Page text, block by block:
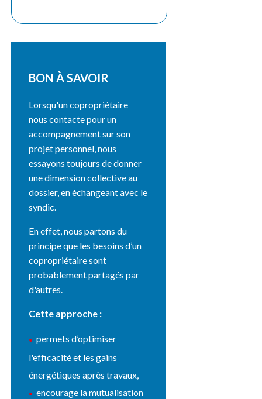
BON À SAVOIR
Lorsqu'un copropriétaire
nous contacte pour un
accompagnement sur son
projet personnel, nous
essayons toujours de donner
une dimension collective au
dossier, en échangeant avec le
syndic.
En effet, nous partons du
principe que les besoins d’un
copropriétaire sont
probablement partagés par
d'autres.
Cette approche :
permets d’optimiser
l'efficacité et les gains
énergétiques après travaux,
encourage la mutualisation